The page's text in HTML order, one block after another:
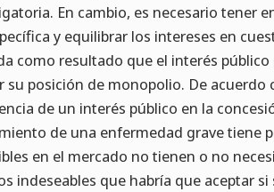
En cambio, es necesario tener
y equilibrar los intereses en
como resultado que el interés público
posición de monopolio. De acuerdo
de un interés público en la
de una enfermedad grave tiene
en el mercado no tienen o no
indeseables que habría que aceptar